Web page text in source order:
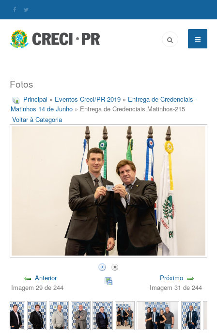
Fotos
Principal » Eventos Creci/PR 2019 » Entrega de Credenciais -
Matinhos 14 de Junho » Entrega de Credenciais Matinhos-215
Voltar à Categoria
Anterior
Imagem 29 de 244
Próximo
Imagem 31 de 244